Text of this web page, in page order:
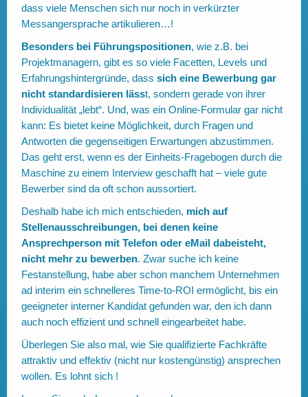
dass viele Menschen sich nur noch in verkürzter
Messangersprache artikulieren…!
Besonders bei Führungspositionen, wie z.B. bei
Projektmanagern, gibt es so viele Facetten, Levels und
Erfahrungshintergründe, dass sich eine Bewerbung gar
nicht standardisieren lässt, sondern gerade von ihrer
Individualität „lebt“. Und, was ein Online-Formular gar nicht
kann: Es bietet keine Möglichkeit, durch Fragen und
Antworten die gegenseitigen Erwartungen abzustimmen.
Das geht erst, wenn es der Einheits-Fragebogen durch die
Maschine zu einem Interview geschafft hat – viele gute
Bewerber sind da oft schon aussortiert.
Deshalb habe ich mich entschieden, mich auf
Stellenausschreibungen, bei denen keine
Ansprechperson mit Telefon oder eMail dabeisteht,
nicht mehr zu bewerben. Zwar suche ich keine
Festanstellung, habe aber schon manchem Unternehmen
ad interim ein schnelleres Time-to-ROI ermöglicht, bis ein
geeigneter interner Kandidat gefunden war, den ich dann
auch noch effizient und schnell eingearbeitet habe.
Überlegen Sie also mal, wie Sie qualifizierte Fachkräfte
attraktiv und effektiv (nicht nur kostengünstig) ansprechen
wollen. Es lohnt sich !